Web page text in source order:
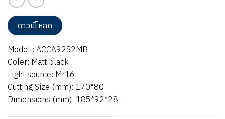
ดาวน์โหลด
Model : ACCA92S2MB
Coler: Matt black
Light source: Mr16
Cutting Size (mm): 170*80
Dimensions (mm): 185*92*28